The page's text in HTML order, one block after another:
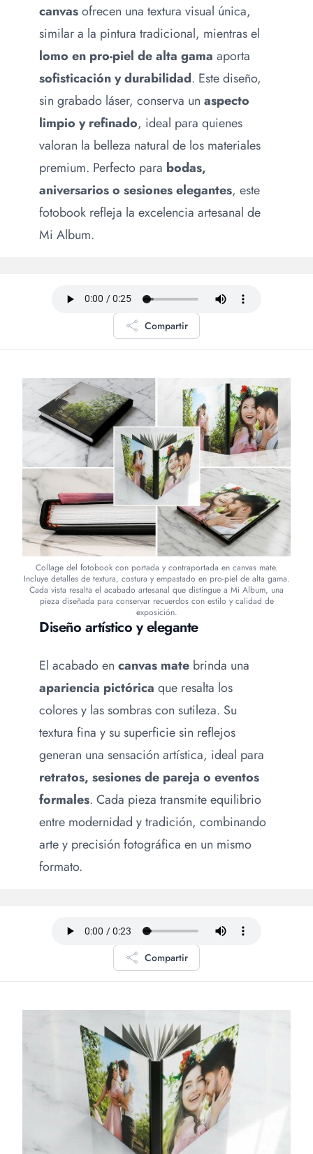
canvasofrecen una textura visual única,
similar a la pintura tradicional, mientras el
lomo en pro-piel de alta gama aporta
sofisticación y durabilidad. Este diseño,
sin grabado láser, conserva un aspecto
limpio y refinado, ideal para quienes
valoran la belleza natural de los materiales
premium. Perfecto para bodas,
aniversarios o sesiones elegantes, este
fotobook refleja la excelencia artesanal de
Mi Album.
Compartir
Diseño artístico y elegante
El acabado en canvas mate brinda una
apariencia pictórica que resalta los
colores y las sombras con sutileza. Su
textura fina y su superficie sin reflejos
generan una sensación artística, ideal para
retratos, sesiones de pareja o eventos
formales. Cada pieza transmite equilibrio
entre modernidad y tradición, combinando
arte y precisión fotográfica en un mismo
formato.
Collage del fotobook con portada y contraportada en canvas mate.
Incluye detalles de textura, costura y empastado en pro-piel de alta gama.
Cada vista resalta el acabado artesanal que distingue a Mi Album, una
pieza diseñada para conservar recuerdos con estilo y calidad de
exposición.
Compartir